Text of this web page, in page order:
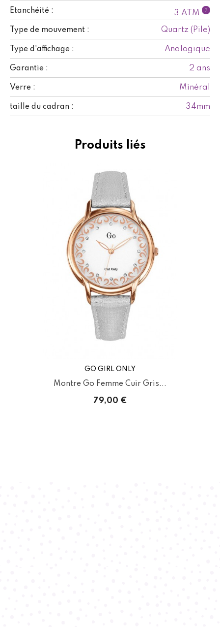
Etanchéité : 3 ATM ?
Type de mouvement : Quartz (Pile)
Type d'affichage : Analogique
Garantie : 2 ans
Verre : Minéral
taille du cadran : 34mm
Produits liés
GO GIRL ONLY
Montre Go Femme Cuir Gris...
79,00 €